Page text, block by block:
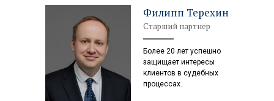
Филипп Терехин
Старший партнер
Более 20 лет успешно
защищает интересы
клиентов в судебных
процессах.